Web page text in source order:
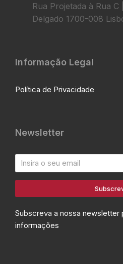
Rua Projetada à Rua
Delgado 1700-008
Informação Legal
Política de Privacidade
Newsletter
Subscreva a nossa newsletter
informações